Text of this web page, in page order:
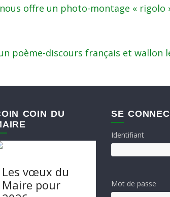
offre un photo-montage « rigolo
poème-discours français et wallon
COIN DU
Les vœux du
Maire pour
SE
Identifiant
Mot de passe